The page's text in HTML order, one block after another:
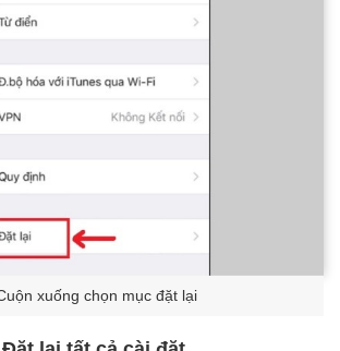
xuống chọn mục đặt lại